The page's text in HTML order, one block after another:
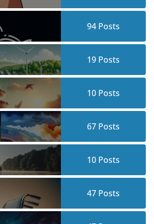
94Posts
19Posts
10Posts
67Posts
10Posts
47Posts